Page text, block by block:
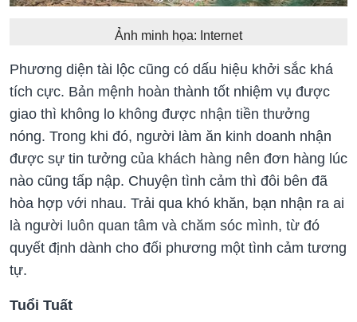
Ảnh minh họa: Internet
Phương diện tài lộc cũng có dấu hiệu khởi sắc khá
tích cực. Bản mệnh hoàn thành tốt nhiệm vụ được
giao thì không lo không được nhận tiền thưởng
nóng. Trong khi đó, người làm ăn kinh doanh nhận
được sự tin tưởng của khách hàng nên đơn hàng lúc
nào cũng tấp nập. Chuyện tình cảm thì đôi bên đã
hòa hợp với nhau. Trải qua khó khăn, bạn nhận ra ai
là người luôn quan tâm và chăm sóc mình, từ đó
quyết định dành cho đối phương một tình cảm tương
tự.
Tuổi Tuất